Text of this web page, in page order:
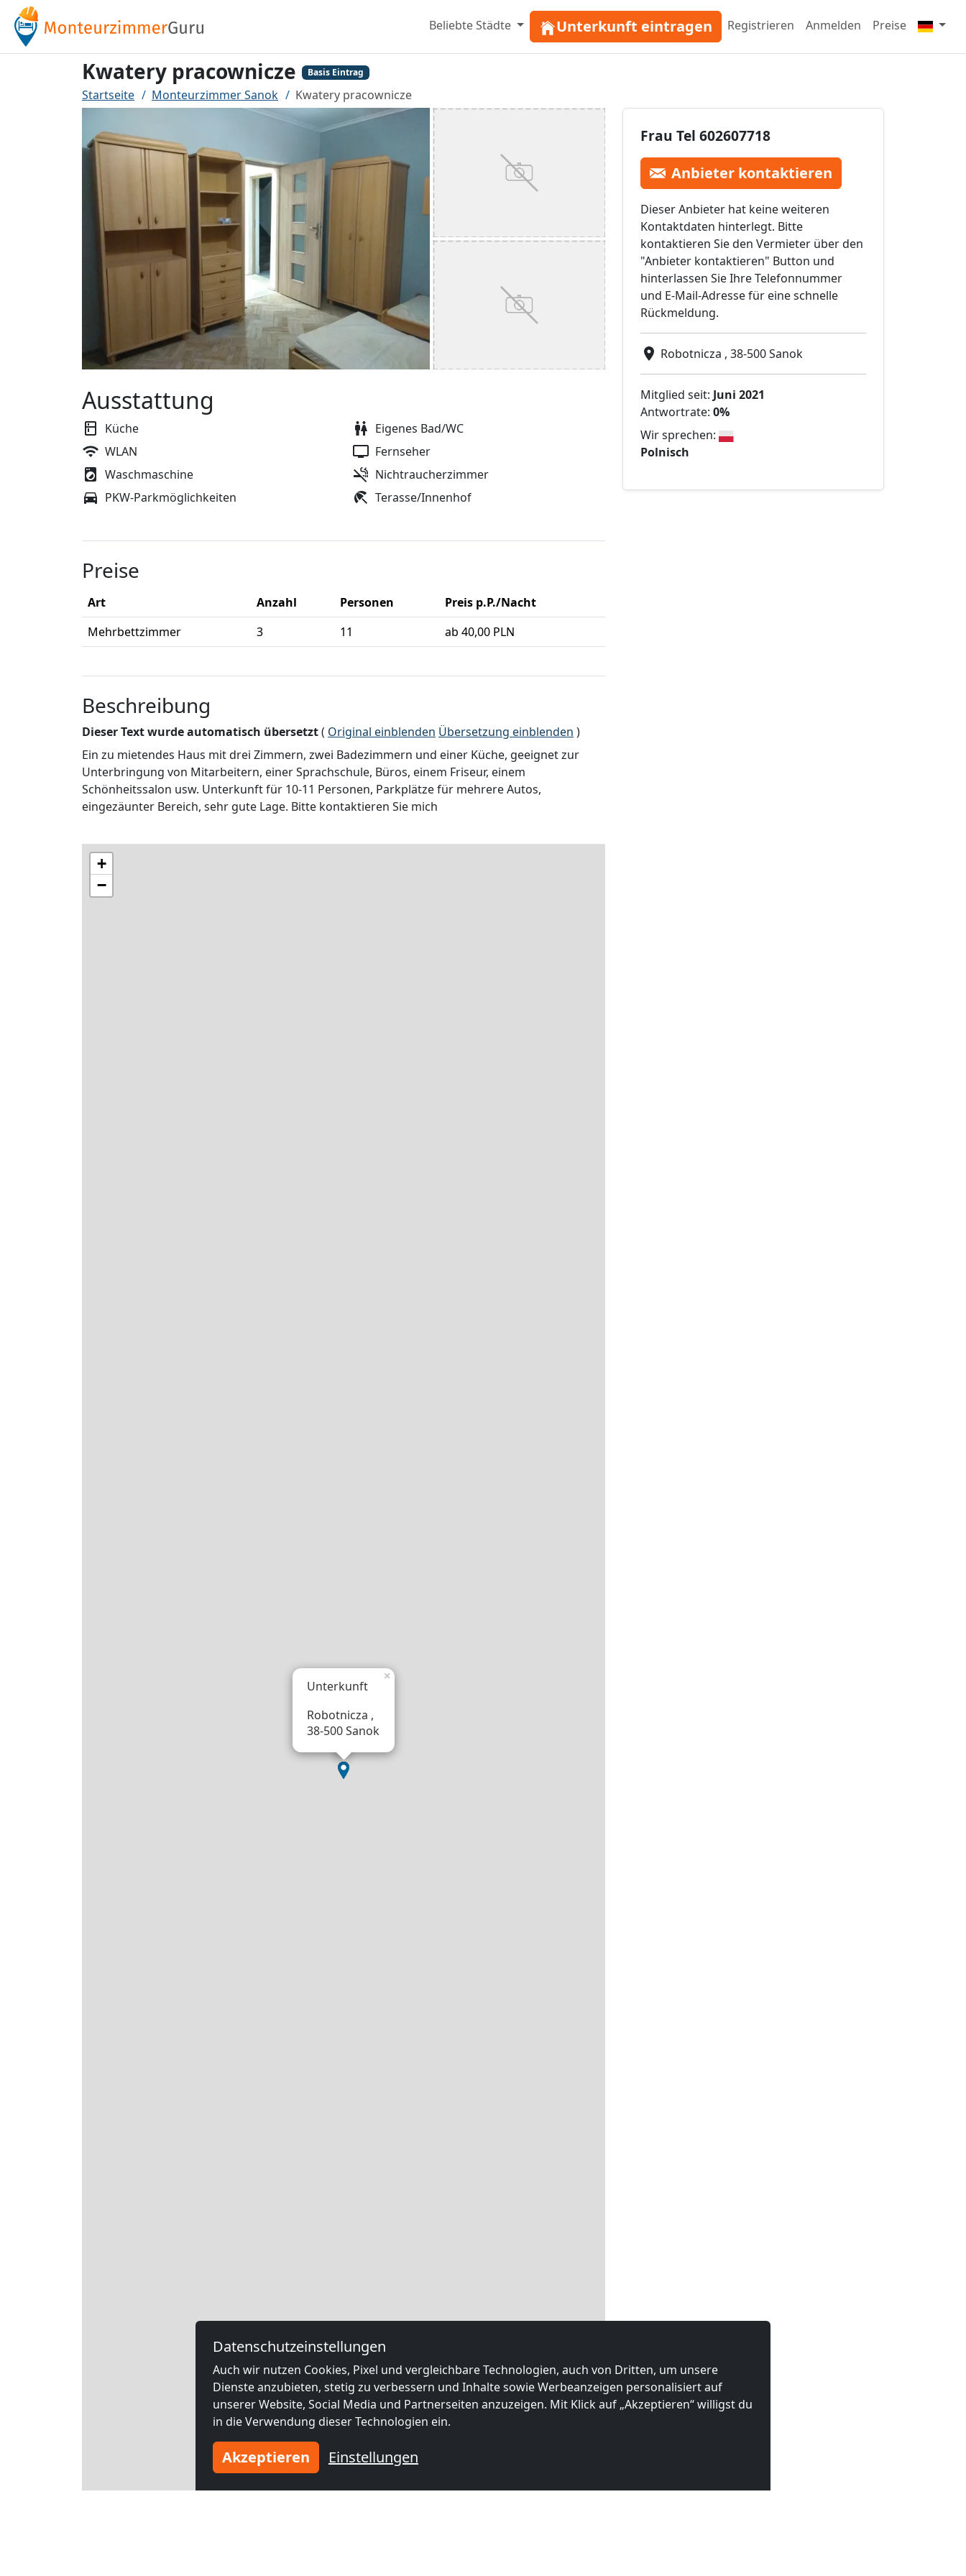
Beliebte Städte Unterkunft eintragen Registrieren Anmelden Preise
Kwatery pracownicze Basis Eintrag
Startseite Monteurzimmer Sanok Kwatery pracownicze
Frau Tel 602607718
Anbieter kontaktieren
Dieser Anbieter hat keine weiteren
Kontaktdaten hinterlegt. Bitte
kontaktieren Sie den Vermieter über den
"Anbieter kontaktieren" Button und
hinterlassen Sie Ihre Telefonnummer
und E-Mail-Adresse für eine schnelle
Rückmeldung.
Robotnicza , 38-500 Sanok
Mitglied seit: Juni 2021
Antwortrate: 0%
Wir sprechen:
Polnisch
Ausstattung
Küche
Eigenes Bad/WC
WLAN
Fernseher
Waschmaschine
Nichtraucherzimmer
PKW-Parkmöglichkeiten
Terasse/Innenhof
Preise
Art Anzahl Personen
Preis p.P./Nacht
Mehrbettzimmer
3 11 ab 40,00 PLN
Beschreibung
Dieser Text wurde automatisch übersetzt( Original einblenden Übersetzung einblenden )
Ein zu mietendes Haus mit drei Zimmern, zwei Badezimmern und einer Küche, geeignet zur
Unterbringung von Mitarbeitern, einer Sprachschule, Büros, einem Friseur, einem
Schönheitssalon usw. Unterkunft für 10-11 Personen, Parkplätze für mehrere Autos,
eingezäunter Bereich, sehr gute Lage. Bitte kontaktieren Sie mich
Unterkunft
Robotnicza ,
38-500 Sanok
×
+
−
Datenschutzeinstellungen
Auch wir nutzen Cookies, Pixel und vergleichbare Technologien, auch von Dritten, um unsere
Dienste anzubieten, stetig zu verbessern und Inhalte sowie Werbeanzeigen personalisiert auf
unserer Website, Social Media und Partnerseiten anzuzeigen. Mit Klick auf „Akzeptieren“ willigst du
in die Verwendung dieser Technologien ein.
Akzeptieren Einstellungen